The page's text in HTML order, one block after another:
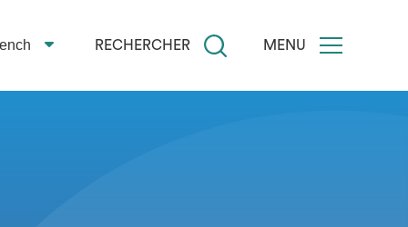
RECHERCHER MENU